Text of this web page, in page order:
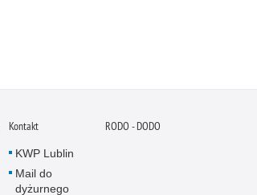
Kontakt
KWP Lublin
Mail do
dyżurnego
RODO - DODO